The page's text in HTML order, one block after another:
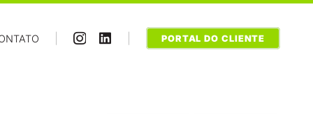
PORTAL DO CLIENTE